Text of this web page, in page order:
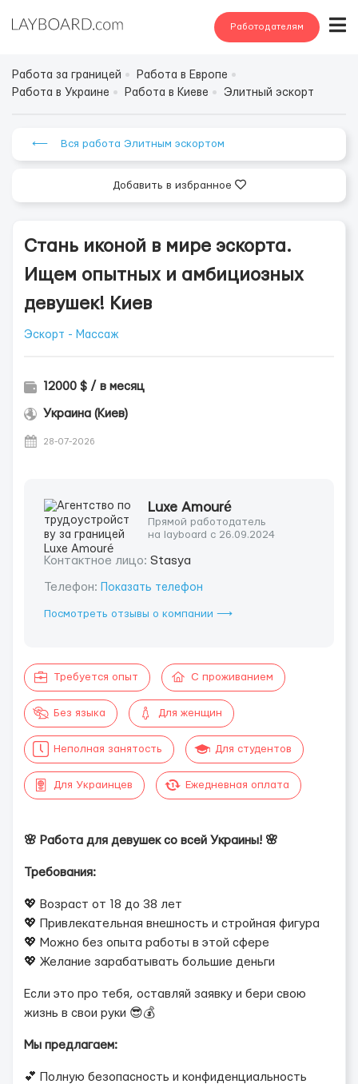
Работодателям
Работа за границей
Работа в Европе
Работа в Украине
Работа в Киеве Элитный эскорт
⟵ Вся работа Элитным эскортом
Добавить в избранное
Стань иконой в мире эскорта.
Ищем опытных и амбициозных
девушек! Киев
Эскорт - Массаж
12000 $ / в месяц
Украина (Киев)
28-07-2026
Luxe Amouré
Прямой работодатель
на layboard с 26.09.2024
Контактное лицо: Stasya
Телефон: Показать телефон
Посмотреть отзывы о компании ⟶
Требуется опыт С проживанием
Без языка Для женщин
Неполная занятость Для студентов
Для Украинцев Ежедневная оплата
🌸 Работа для девушек со всей Украины! 🌸
Требования:
💖 Возраст от 18 до 38 лет
💖 Привлекательная внешность и стройная фигура
💖 Можно без опыта работы в этой сфере
💖 Желание зарабатывать большие деньги
Если это про тебя, оставляй заявку и бери свою
жизнь в свои руки 😎💰
Мы предлагаем:
💕 Полную безопасность и конфиденциальность